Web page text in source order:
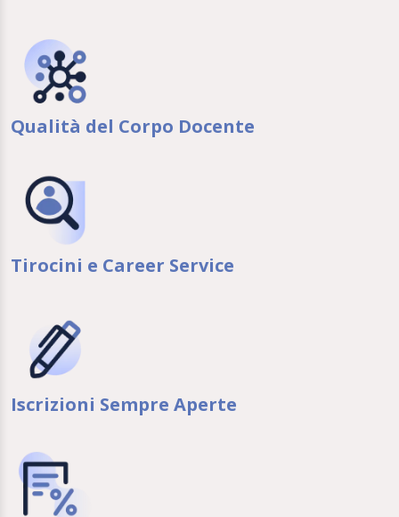
Qualità del Corpo Docente
Tirocini e Career Service
Iscrizioni Sempre Aperte